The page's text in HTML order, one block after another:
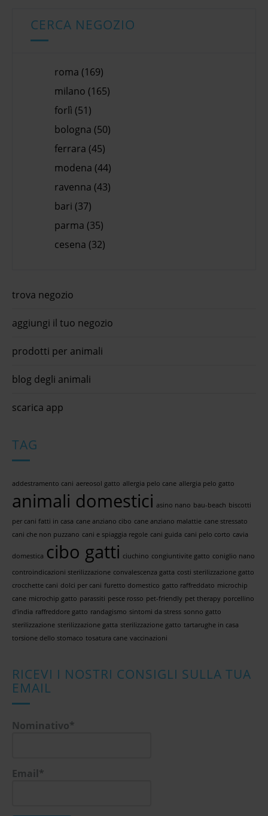
CERCA NEGOZIO
roma (169)
milano (165)
forlì (51)
bologna (50)
ferrara (45)
modena (44)
ravenna (43)
bari (37)
parma (35)
cesena (32)
trova negozio
aggiungi il tuo negozio
prodotti per animali
blog degli animali
scarica app
TAG
addestramento cani aereosol gatto allergia pelo cane allergia pelo gatto
animali domestici asino nano bau-beach biscotti
per cani fatti in casa cane anziano cibo cane anziano malattie cane stressato
cani che non puzzano cani e spiaggia regole cani guida cani pelo corto cavia
domestica cibo gatti ciuchino congiuntivite gatto coniglio nano
controindicazioni sterilizzazione convalescenza gatta costi sterilizzazione gatto
crocchette cani dolci per cani furetto domestico gatto raffreddato microchip
cane microchip gatto parassiti pesce rosso pet-friendly pet therapy porcellino
d'india raffreddore gatto randagismo sintomi da stress sonno gatto
sterilizzazione sterilizzazione gatta sterilizzazione gatto tartarughe in casa
torsione dello stomaco tosatura cane vaccinazioni
RICEVI I NOSTRI CONSIGLI SULLA TUA
EMAIL
Nominativo*
Email*